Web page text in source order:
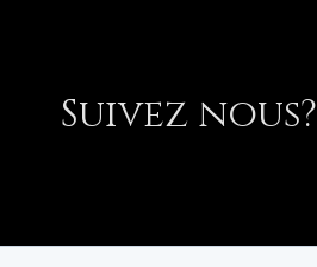
Suivez nous?